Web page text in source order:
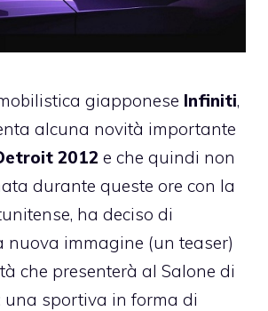
giapponese Infiniti,
alcuna novità importante
2012 e che quindi non
durante queste ore con la
ha deciso di
nuova immagine (un teaser)
che presenterà al Salone di
una sportiva in forma di